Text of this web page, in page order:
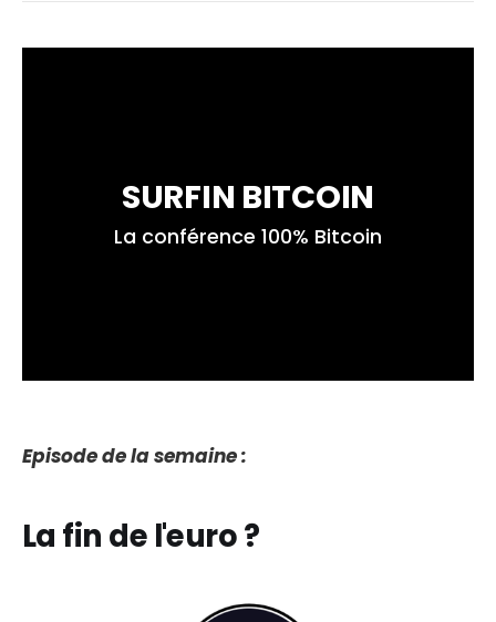
SURFIN BITCOIN
La conférence 100% Bitcoin
Episode de la semaine :
La fin de l'euro ?